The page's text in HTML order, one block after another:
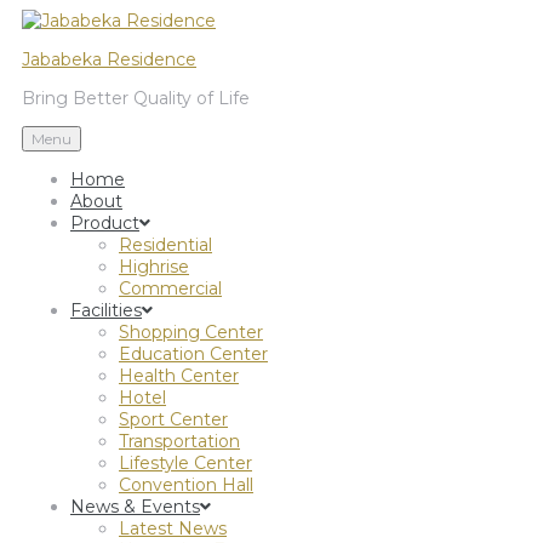
Jababeka Residence
Bring Better Quality of Life
Menu
Home
About
Product
Residential
Highrise
Commercial
Facilities
Shopping Center
Education Center
Health Center
Hotel
Sport Center
Transportation
Lifestyle Center
Convention Hall
News & Events
Latest News